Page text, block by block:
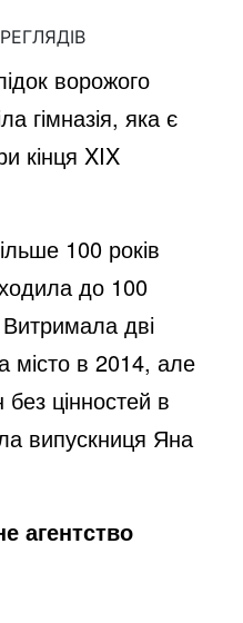
ворожого
гімназія, яка є
кінця XIX
100 років
до 100
дві
місто в 2014, але
без цінностей в
випускниця Яна
агентство